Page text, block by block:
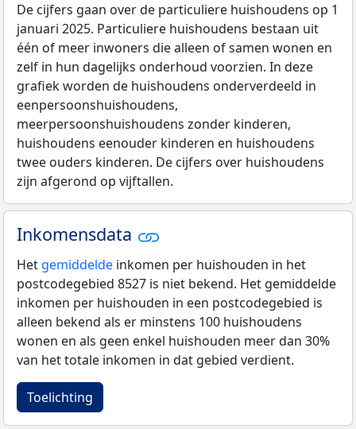
De cijfers gaan over de particuliere huishoudens op 1
januari 2025. Particuliere huishoudens bestaan uit
één of meer inwoners die alleen of samen wonen en
zelf in hun dagelijks onderhoud voorzien. In deze
grafiek worden de huishoudens onderverdeeld in
eenpersoonshuishoudens,
meerpersoonshuishoudens zonder kinderen,
huishoudens eenouder kinderen en huishoudens
twee ouders kinderen. De cijfers over huishoudens
zijn afgerond op vijftallen.
Inkomensdata
Het gemiddelde inkomen per huishouden in het
postcodegebied 8527 is niet bekend. Het gemiddelde
inkomen per huishouden in een postcodegebied is
alleen bekend als er minstens 100 huishoudens
wonen en als geen enkel huishouden meer dan 30%
van het totale inkomen in dat gebied verdient.
Toelichting